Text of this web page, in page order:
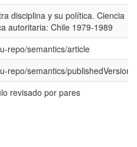
disciplina y su política. Ciencia
autoritaria: Chile 1979-1989
repo/semantics/article
repo/semantics/publishedVersion
revisado por pares